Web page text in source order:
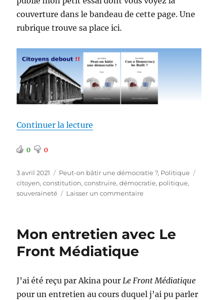
couverture dans le bandeau de cette page. Une
rubrique trouve sa place ici.
Continuer la lecture
0 0
Publié
le
3 avril 2021 Catégories
Peut-on bâtir une démocratie ?, Politique
citoyen,constitution,construire,démocratie, politique,
souveraineté
Laisser un commentairesur
Mon entretien avec Le
Front Médiatique
J’ai été reçu par Akina pourLe Front Médiatique
pour un entretien au cours duquel j’ai pu parler